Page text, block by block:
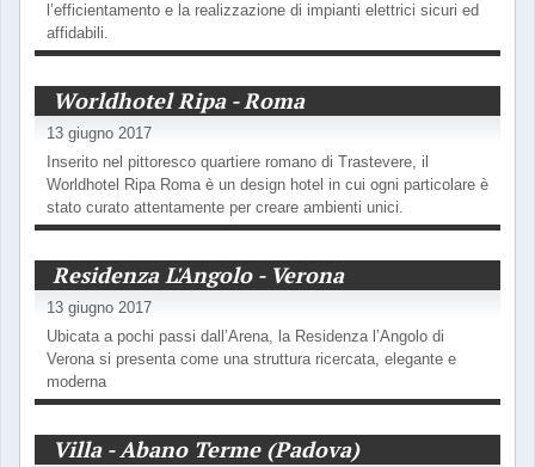
l’efficientamento e la realizzazione di impianti elettrici sicuri ed
affidabili.
Worldhotel Ripa - Roma
13 giugno 2017
Inserito nel pittoresco quartiere romano di Trastevere, il
Worldhotel Ripa Roma è un design hotel in cui ogni particolare è
stato curato attentamente per creare ambienti unici.
Residenza L'Angolo - Verona
13 giugno 2017
Ubicata a pochi passi dall’Arena, la Residenza l’Angolo di
Verona si presenta come una struttura ricercata, elegante e
moderna
Villa - Abano Terme (Padova)